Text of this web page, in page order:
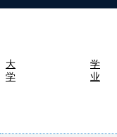
大
学
学
业